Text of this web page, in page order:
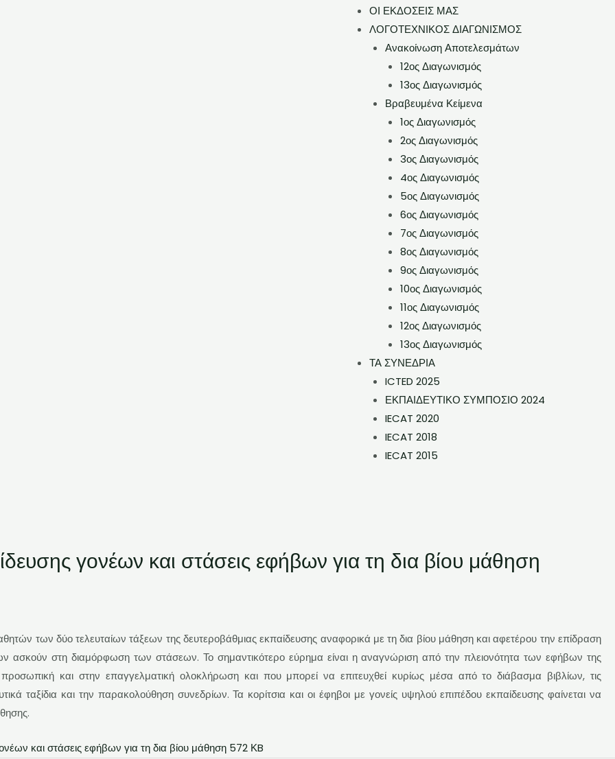
ΟΙ ΕΚΔΟΣΕΙΣ ΜΑΣ
ΛΟΓΟΤΕΧΝΙΚΟΣ ΔΙΑΓΩΝΙΣΜΟΣ
Ανακοίνωση Αποτελεσμάτων
12ος Διαγωνισμός
13ος Διαγωνισμός
Βραβευμένα Κείμενα
1ος Διαγωνισμός
2ος Διαγωνισμός
3ος Διαγωνισμός
4ος Διαγωνισμός
5ος Διαγωνισμός
6ος Διαγωνισμός
7ος Διαγωνισμός
8ος Διαγωνισμός
9ος Διαγωνισμός
10ος Διαγωνισμός
11ος Διαγωνισμός
12ος Διαγωνισμός
13ος Διαγωνισμός
ΤΑ ΣΥΝΕΔΡΙΑ
ICTED 2025
ΕΚΠΑΙΔΕΥΤΙΚΟ ΣΥΜΠΟΣΙΟ 2024
IECAT 2020
IECAT 2018
IECAT 2015
γονέων και στάσεις εφήβων για τη δια βίου μάθηση
των δύο τελευταίων τάξεων της δευτεροβάθμιας εκπαίδευσης αναφορικά με τη δια βίου μάθηση και αφετέρου την επίδραση
ασκούν στη διαμόρφωση των στάσεων. Το σημαντικότερο εύρημα είναι η αναγνώριση από την πλειονότητα των εφήβων της
και στην επαγγελματική ολοκλήρωση και που μπορεί να επιτευχθεί κυρίως μέσα από το διάβασμα βιβλίων, τις
ταξίδια και την παρακολούθηση συνεδρίων. Τα κορίτσια και οι έφηβοι με γονείς υψηλού επιπέδου εκπαίδευσης φαίνεται να
και στάσεις εφήβων για τη δια βίου μάθηση 572 ΚB